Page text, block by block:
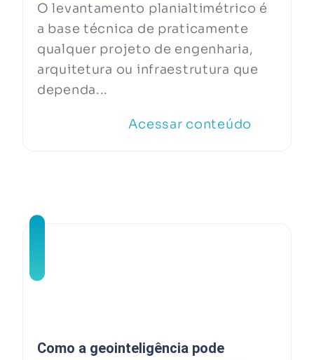
O levantamento planialtimétrico é
a base técnica de praticamente
qualquer projeto de engenharia,
arquitetura ou infraestrutura que
dependa...
Acessar conteúdo
Como a geointeligência pode